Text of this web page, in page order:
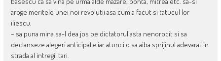
aroge meritele unei noi revolutii asa cum a facut si tatucul lor
iliescu.
– sa puna mina sa-l dea jos pe dictatorul asta nenorocit si sa
declanseze alegeri anticipate iar atunci o sa aiba sprijinul adevarat in
strada al intregii tari.